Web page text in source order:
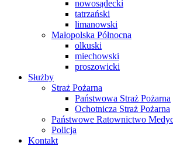
nowosądecki
tatrzański
limanowski
Małopolska Północna
olkuski
miechowski
proszowicki
Służby
Straż Pożarna
Państwowa Straż Pożarna
Ochotnicza Straż Pożarna
Państwowe Ratownictwo
Policja
Kontakt